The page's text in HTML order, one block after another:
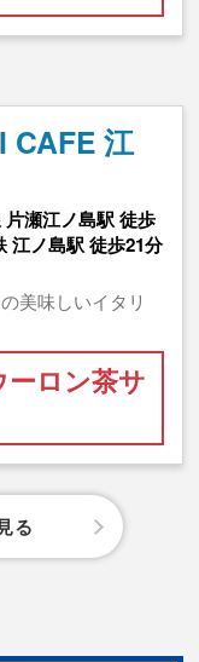
CAFE 江
瀬江ノ島駅 徒歩
江ノ島駅 徒歩21分
美味しいイタリ
ロン茶サ
る